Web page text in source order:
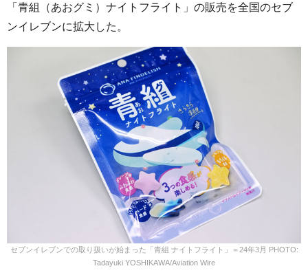
「青組（あおグミ）ナイトフライト」の販売を全国のセブ
ンイレブンに拡大した。
セブンイレブンでの取り扱いが始まった「青組 ナイトフライト」＝24年3月 PHOTO:
Tadayuki YOSHIKAWA/Aviation Wire